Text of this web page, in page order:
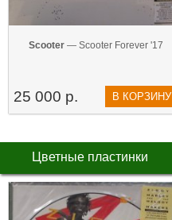
Scooter — Scooter Forever '17
25 000 р. В КОРЗИНУ
Цветные пластинки